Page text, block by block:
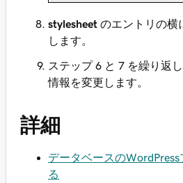
stylesheet のエントリの横
します。
ステップ 6 と 7 を繰り返
情報を変更します。
詳細
データベースの
る